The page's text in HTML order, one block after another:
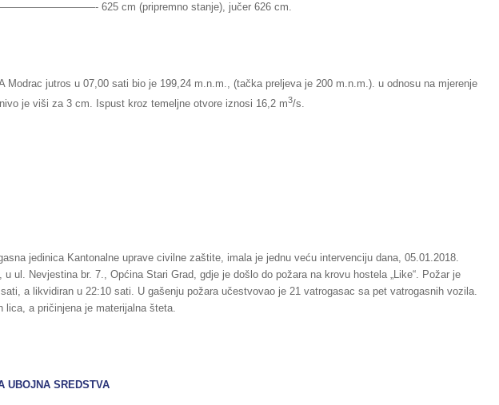
625 cm (pripremno stanje), jučer 626 cm.
Modrac jutros u 07,00 sati bio je 199,24 m.n.m., (tačka preljeva je 200 m.n.m.). u odnosu na mjerenje
je viši za 3 cm. Ispust kroz temeljne otvore iznosi 16,2 m3/s.
jedinica Kantonalne uprave civilne zaštite, imala je jednu veću intervenciju dana, 05.01.2018.
u ul. Nevjestina br. 7., Općina Stari Grad, gdje je došlo do požara na krovu hostela „Like“. Požar je
a likvidiran u 22:10 sati. U gašenju požara učestvovao je 21 vatrogasac sa pet vatrogasnih vozila.
lica, a pričinjena je materijalna šteta.
UBOJNA SREDSTVA